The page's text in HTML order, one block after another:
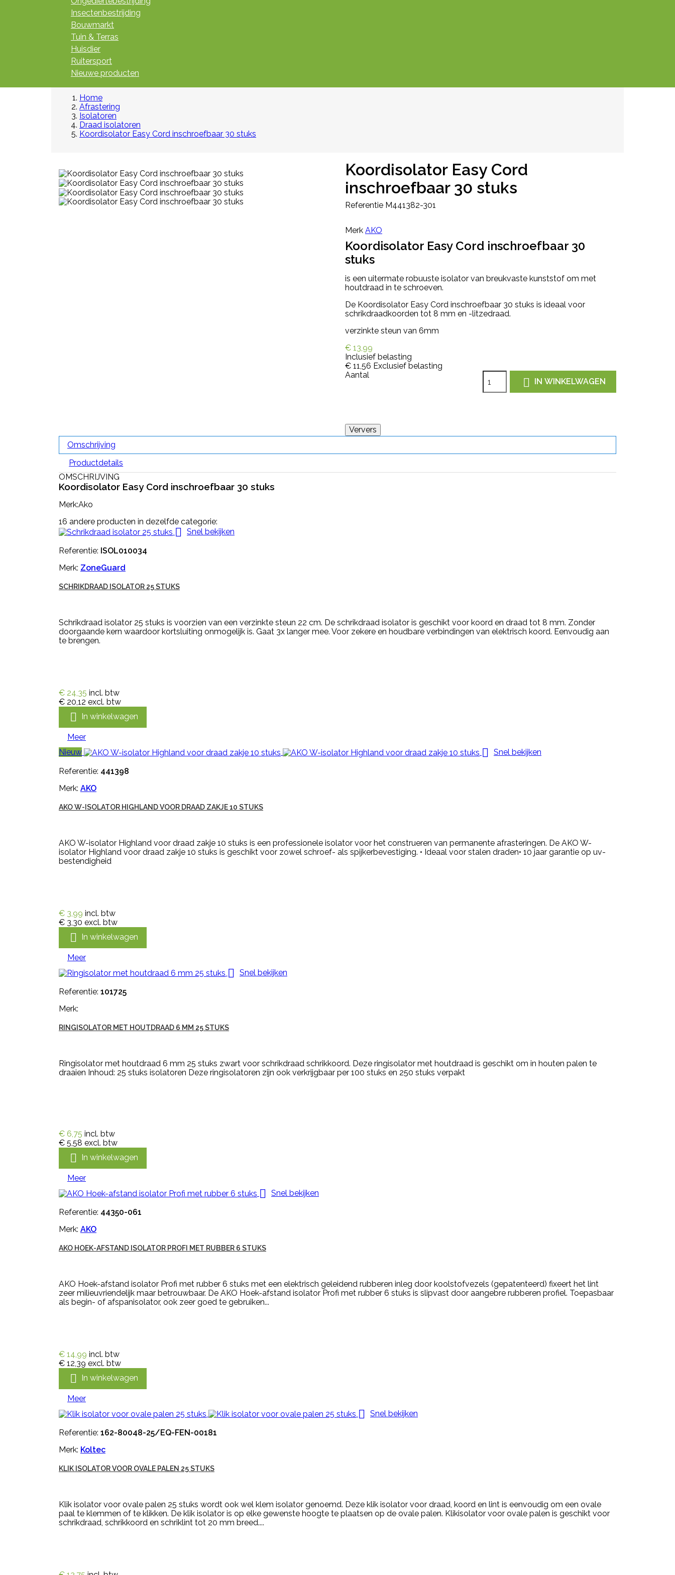
Insectenbestrijding
Bouwmarkt
Tuin & Terras
Huisdier
Ruitersport
Nieuwe producten
Home
Afrastering
Isolatoren
Draad isolatoren
Koordisolator Easy Cord inschroefbaar 30 stuks
Koordisolator Easy Cord
inschroefbaar 30 stuks
Referentie M441382-301
Merk AKO
Koordisolator Easy Cord inschroefbaar 30
stuks
is een uitermate robuuste isolator van breukvaste kunststof om met
houtdraad in te schroeven.
De Koordisolator Easy Cord inschroefbaar 30 stuks is ideaal voor
schrikdraadkoorden tot 8 mm en -litzedraad.
verzinkte steun van 6mm
€ 13,99
Inclusief belasting
€ 11,56 Exclusief belasting
Aantal
 IN WINKELWAGEN
Omschrijving
Productdetails
OMSCHRIJVING
Koordisolator Easy Cord inschroefbaar 30 stuks
Merk:Ako
16 andere producten in dezelfde categorie:
 Snel bekijken
Referentie: ISOL010034
Merk: ZoneGuard
SCHRIKDRAAD ISOLATOR 25 STUKS
Schrikdraad isolator 25 stuks is voorzien van een verzinkte steun 22 cm. De schrikdraad isolator is geschikt voor koord en draad tot 8 mm. Zonder
doorgaande kern waardoor kortsluiting onmogelijk is. Gaat 3x langer mee. Voor zekere en houdbare verbindingen van elektrisch koord. Eenvoudig aan
te brengen.
€ 24,35 incl. btw
€ 20,12 excl. btw
 In winkelwagen
Meer
Nieuw
 Snel bekijken
Referentie: 441398
Merk: AKO
AKO W-ISOLATOR HIGHLAND VOOR DRAAD ZAKJE 10 STUKS
AKO W-isolator Highland voor draad zakje 10 stuks is een professionele isolator voor het construeren van permanente afrasteringen. De AKO W-
isolator Highland voor draad zakje 10 stuks is geschikt voor zowel schroef- als spijkerbevestiging. • Ideaal voor stalen draden• 10 jaar garantie op uv-
bestendigheid
€ 3,99 incl. btw
€ 3,30 excl. btw
 In winkelwagen
Meer
 Snel bekijken
Referentie: 101725
Merk:
RINGISOLATOR MET HOUTDRAAD 6 MM 25 STUKS
Ringisolator met houtdraad 6 mm 25 stuks zwart voor schrikdraad schrikkoord. Deze ringisolator met houtdraad is geschikt om in houten palen te
draaien Inhoud: 25 stuks isolatoren Deze ringisolatoren zijn ook verkrijgbaar per 100 stuks en 250 stuks verpakt
€ 6,75 incl. btw
€ 5,58 excl. btw
 In winkelwagen
Meer
 Snel bekijken
Referentie: 44350-061
Merk: AKO
AKO HOEK-AFSTAND ISOLATOR PROFI MET RUBBER 6 STUKS
AKO Hoek-afstand isolator Profi met rubber 6 stuks met een elektrisch geleidend rubberen inleg door koolstofvezels (gepatenteerd) fixeert het lint
zeer milieuvriendelijk maar betrouwbaar. De AKO Hoek-afstand isolator Profi met rubber 6 stuks is slipvast door aangebre rubberen profiel. Toepasbaar
als begin- of afspanisolator, ook zeer goed te gebruiken...
€ 14,99 incl. btw
€ 12,39 excl. btw
 In winkelwagen
Meer
 Snel bekijken
Referentie: 162-80048-25/EQ-FEN-00181
Merk: Koltec
KLIK ISOLATOR VOOR OVALE PALEN 25 STUKS
Klik isolator voor ovale palen 25 stuks wordt ook wel klem isolator genoemd. Deze klik isolator voor draad, koord en lint is eenvoudig om een ovale
paal te klemmen of te klikken. De klik isolator is op elke gewenste hoogte te plaatsen op de ovale palen. Klikisolator voor ovale palen is geschikt voor
schrikdraad, schrikkoord en schriklint tot 20 mm breed....